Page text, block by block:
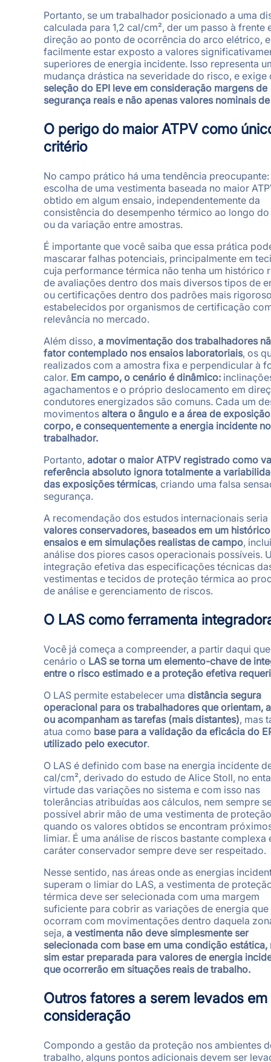
Portanto, se um trabalhador posicionado a uma
calculada para 1,2 cal/cm², der um passo à frente
direção ao ponto de ocorrência do arco elétrico,
facilmente estar exposto a valores
superiores de energia incidente. Isso representa
mudança drástica na severidade do risco, e
seleção do EPI leve em consideração margens de
segurança reais e não apenas valores nominais de
O perigo do maior ATPV como
critério
No campo prático há uma tendência preocupante:
escolha de uma vestimenta baseada no maior
obtido em algum ensaio, independentemente da
consistência do desempenho térmico ao longo
ou da variação entre amostras.
É importante que você saiba que essa prática
mascarar falhas potenciais, principalmente em
cuja performance térmica não tenha um histórico
de avaliações dentro dos mais diversos tipos de
ou certificações dentro dos padrões mais
estabelecidos por organismos de certificação
relevância no mercado.
Além disso, a movimentação dos trabalhadores
fator contemplado nos ensaios laboratoriais, os
realizados com a amostra fixa e perpendicular à
calor. Em campo, o cenário é dinâmico:
agachamentos e o próprio deslocamento em
condutores energizados são comuns. Cada um
movimentos altera o ângulo e a área de
corpo, e consequentemente a energia incidente no
trabalhador.
Portanto, adotar o maior ATPV registrado como
referência absoluto ignora totalmente a
das exposições térmicas, criando uma falsa
segurança.
A recomendação dos estudos internacionais seria
valores conservadores, baseados em um
ensaios e em simulações realistas de campo,
análise dos piores casos operacionais possíveis.
integração efetiva das especificações técnicas
vestimentas e tecidos de proteção térmica ao
de análise e gerenciamento de riscos.
O LAS como ferramenta
Você já começa a compreender, a partir daqui
cenário o LAS se torna um elemento-chave de
entre o risco estimado e a proteção efetiva
O LAS permite estabelecer uma distância segura
operacional para os trabalhadores que orientam,
ou acompanham as tarefas (mais distantes), mas
atua como base para a validação da eficácia do
utilizado pelo executor.
O LAS é definido com base na energia incidente
cal/cm², derivado do estudo de Alice Stoll, no
virtude das variações no sistema e com isso nas
tolerâncias atribuídas aos cálculos, nem sempre
possível abrir mão de uma vestimenta de proteção
quando os valores obtidos se encontram
limiar. É uma análise de riscos bastante complexa
caráter conservador sempre deve ser respeitado.
Nesse sentido, nas áreas onde as energias
superam o limiar do LAS, a vestimenta de
térmica deve ser selecionada com uma margem
suficiente para cobrir as variações de energia que
ocorram com movimentações dentro daquela
seja, a vestimenta não deve simplesmente ser
selecionada com base em uma condição estática,
sim estar preparada para valores de energia
que ocorrerão em situações reais de trabalho.
Outros fatores a serem levados em
consideração
Compondo a gestão da proteção nos ambientes
trabalho, alguns pontos adicionais devem ser